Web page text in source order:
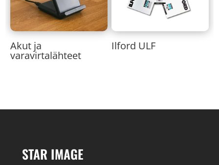
Akut ja
varavirtalähteet
Ilford ULF
STAR IMAGE